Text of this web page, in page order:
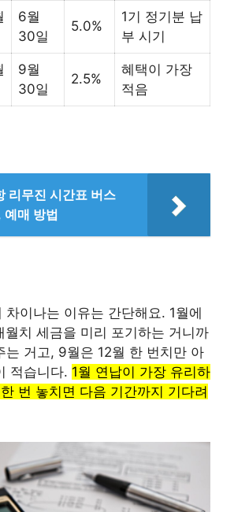
6월
30일
5.0%
1기 정기분 납
부 시기
9월
30일
2.5%
혜택이 가장
적음
리무진 시간표 버스
예매 방법
차이나는 이유는 간단해요. 1월에
월치 세금을 미리 포기하는 거니까
는 거고, 9월은 12월 한 번치만 아
적습니다. 1월 연납이 가장 유리하
번 놓치면 다음 기간까지 기다려